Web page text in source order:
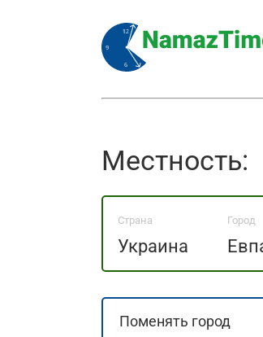
Местность:
Страна
Украина
Город